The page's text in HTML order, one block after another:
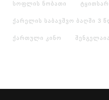
სოფლის ნობათი
ქარელის საბავშვო ბაღში 3
ქართული კინო შენგელაია